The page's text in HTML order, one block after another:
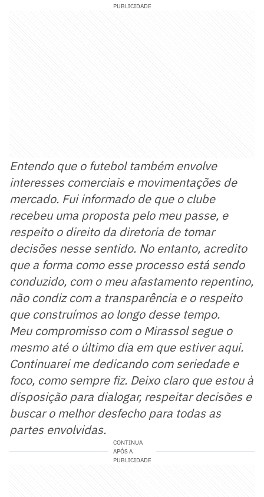
PUBLICIDADE
Entendo que o futebol também envolve
interesses comerciais e movimentações de
mercado. Fui informado de que o clube
recebeu uma proposta pelo meu passe, e
respeito o direito da diretoria de tomar
decisões nesse sentido. No entanto, acredito
que a forma como esse processo está sendo
conduzido, com o meu afastamento repentino,
não condiz com a transparência e o respeito
que construímos ao longo desse tempo.
Meu compromisso com o Mirassol segue o
mesmo até o último dia em que estiver aqui.
Continuarei me dedicando com seriedade e
foco, como sempre fiz. Deixo claro que estou à
disposição para dialogar, respeitar decisões e
buscar o melhor desfecho para todas as
partes envolvidas.
CONTINUA
APÓS A
PUBLICIDADE